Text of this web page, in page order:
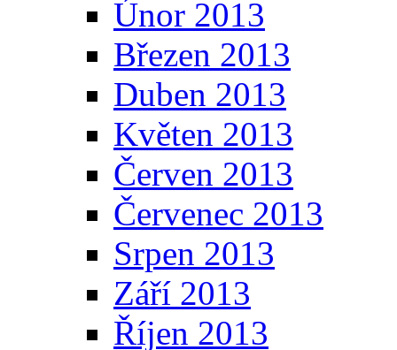
Únor 2013
Březen 2013
Duben 2013
Květen 2013
Červen 2013
Červenec 2013
Srpen 2013
Září 2013
Říjen 2013